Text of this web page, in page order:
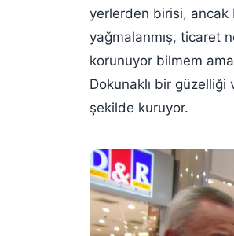
yerlerden birisi, ancak
yağmalanmış, ticaret
korunuyor bilmem
Dokunaklı bir
şekilde kuruyor.